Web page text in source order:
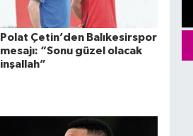
Polat Çetin’den Balıkesirspor
mesajı: “Sonu güzel olacak
inşallah”